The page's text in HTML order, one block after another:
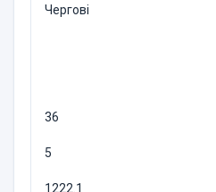
Чергові
36
5
1222.1